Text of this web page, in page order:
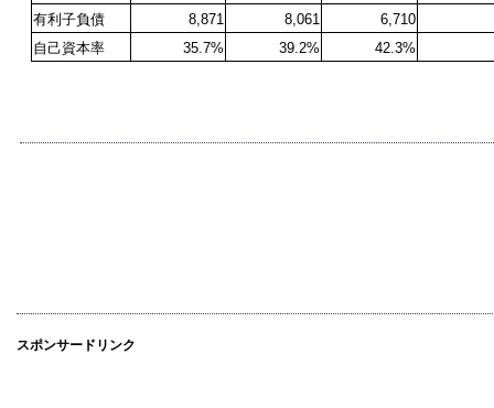
有利子負債
8,871 8,061
6,710
自己資本率
35.7% 39.2% 42.3%
スポンサードリンク